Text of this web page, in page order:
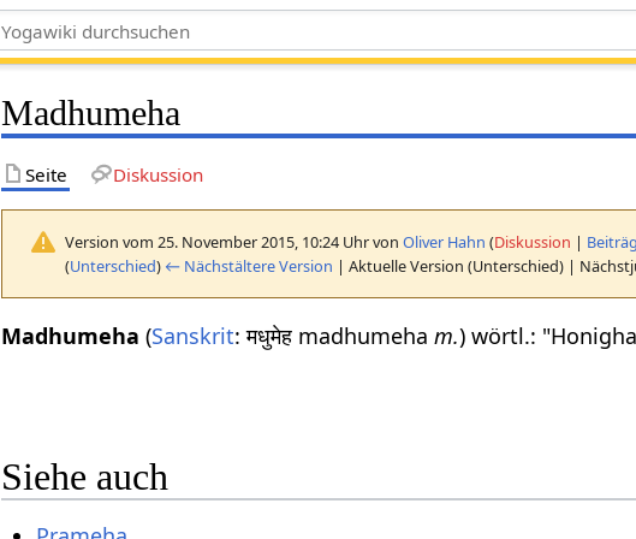
Madhumeha
Seite Diskussion
Version vom 25. November 2015, 10:24 Uhr vonOliver Hahn (Diskussion |
(Unterschied) ← Nächstältere Version | Aktuelle Version (Unterschied) |
Madhumeha (Sanskrit: मधुमेह madhumeham.) wörtl.:
Siehe auch